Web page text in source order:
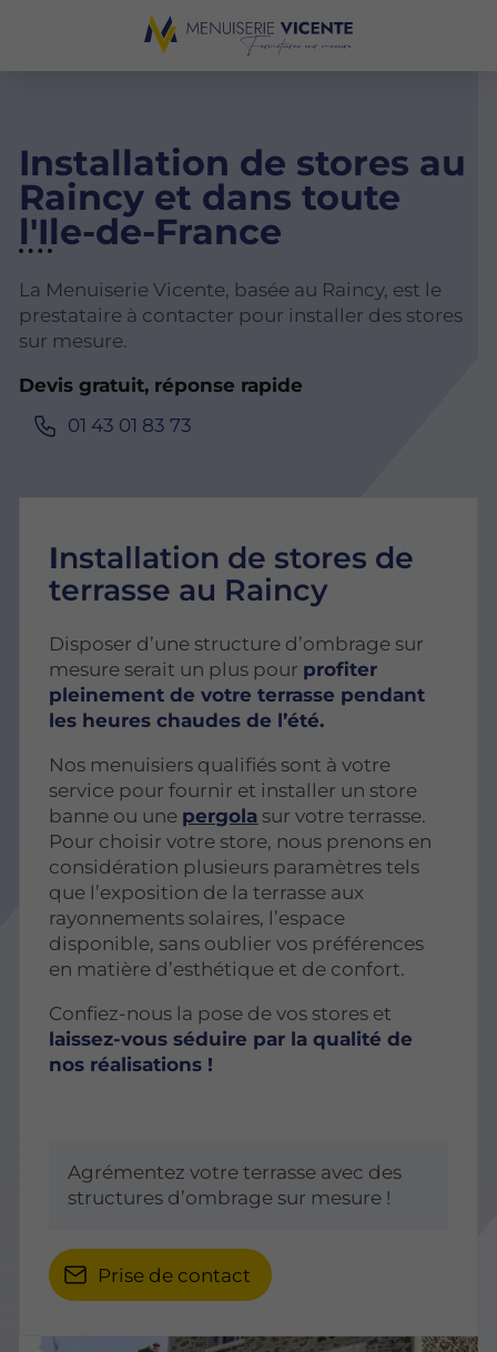
Installation de stores au
Raincy et dans toute
l'Ile-de-France
La Menuiserie Vicente, basée au Raincy, est le
prestataire à contacter pour installer des stores
sur mesure.
Devis gratuit, réponse rapide
01 43 01 83 73
Installation de stores de
terrasse au Raincy
Disposer d’une structure d’ombrage sur
mesure serait un plus pour profiter
pleinement de votre terrasse pendant
les heures chaudes de l’été.
Nos menuisiers qualifiés sont à votre
service pour fournir et installer un store
banne ou une pergola sur votre terrasse.
Pour choisir votre store, nous prenons en
considération plusieurs paramètres tels
que l’exposition de la terrasse aux
rayonnements solaires, l’espace
disponible, sans oublier vos préférences
en matière d’esthétique et de confort.
Confiez-nous la pose de vos stores et
laissez-vous séduire par la qualité de
nos réalisations !
Agrémentez votre terrasse avec des
structures d’ombrage sur mesure !
Prise de contact